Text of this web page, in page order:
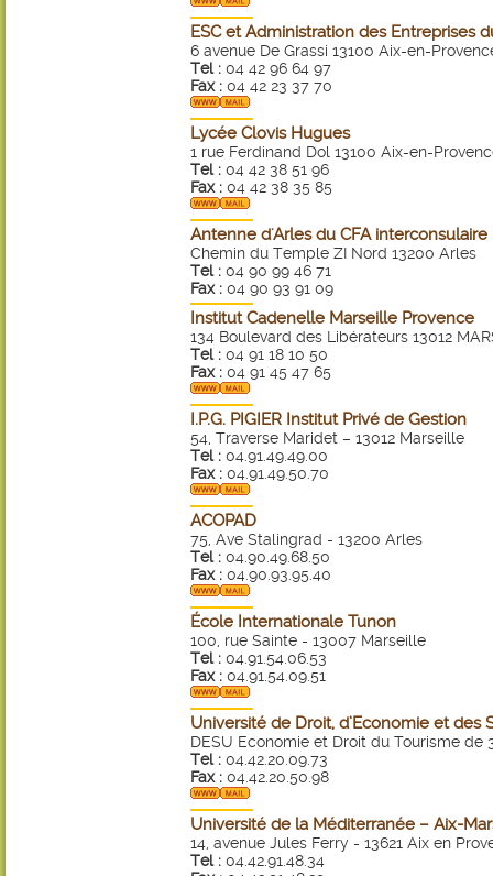
ESC et Administration des Entreprises
6 avenue De Grassi 13100 Aix-en-
Tel : 04 42 96 64 97
Fax : 04 42 23 37 70
Lycée Clovis Hugues
1 rue Ferdinand Dol 13100 Aix-en-
Tel : 04 42 38 51 96
Fax : 04 42 38 35 85
Antenne d'Arles du CFA
Chemin du Temple ZI Nord 13200 Arles
Tel : 04 90 99 46 71
Fax : 04 90 93 91 09
Institut Cadenelle Marseille Provence
134 Boulevard des Libérateurs 13012
Tel : 04 91 18 10 50
Fax : 04 91 45 47 65
I.P.G. PIGIER Institut Privé de Gestion
54, Traverse Maridet – 13012 Marseille
Tel : 04.91.49.49.00
Fax : 04.91.49.50.70
ACOPAD
75, Ave Stalingrad - 13200 Arles
Tel : 04.90.49.68.50
Fax : 04.90.93.95.40
École Internationale Tunon
100, rue Sainte - 13007 Marseille
Tel : 04.91.54.06.53
Fax : 04.91.54.09.51
Université de Droit, d’Economie et des
DESU Economie et Droit du Tourisme de
Tel : 04.42.20.09.73
Fax : 04.42.20.50.98
Université de la Méditerranée – Aix-
14, avenue Jules Ferry - 13621 Aix en
Tel : 04.42.91.48.34